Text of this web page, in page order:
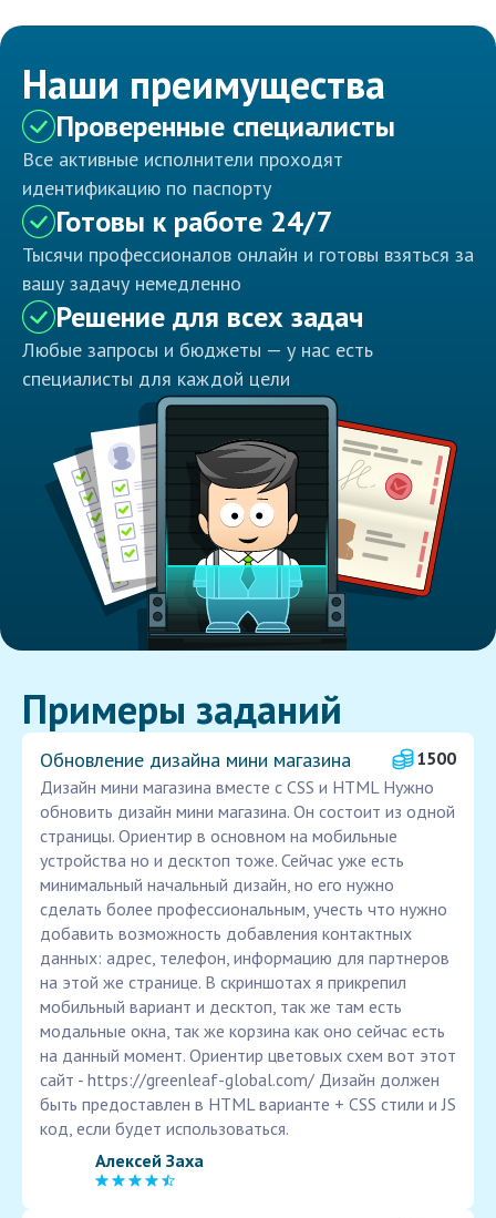
Наши преимущества
Проверенные специалисты
Все активные исполнители проходят
идентификацию по паспорту
Готовы к работе 24/7
Тысячи профессионалов онлайн и готовы взяться за
вашу задачу немедленно
Решение для всех задач
Любые запросы и бюджеты — у нас есть
специалисты для каждой цели
Примеры заданий
Обновление дизайна мини магазина
1500
Дизайн мини магазина вместе с CSS и HTML Нужно
обновить дизайн мини магазина. Он состоит из одной
страницы. Ориентир в основном на мобильные
устройства но и десктоп тоже. Сейчас уже есть
минимальный начальный дизайн, но его нужно
сделать более профессиональным, учесть что нужно
добавить возможность добавления контактных
данных: адрес, телефон, информацию для партнеров
на этой же странице. В скриншотах я прикрепил
мобильный вариант и десктоп, так же там есть
модальные окна, так же корзина как оно сейчас есть
на данный момент. Ориентир цветовых схем вот этот
сайт - https://greenleaf-global.com/ Дизайн должен
быть предоставлен в HTML варианте + CSS стили и JS
код, если будет использоваться.
Алексей Заха